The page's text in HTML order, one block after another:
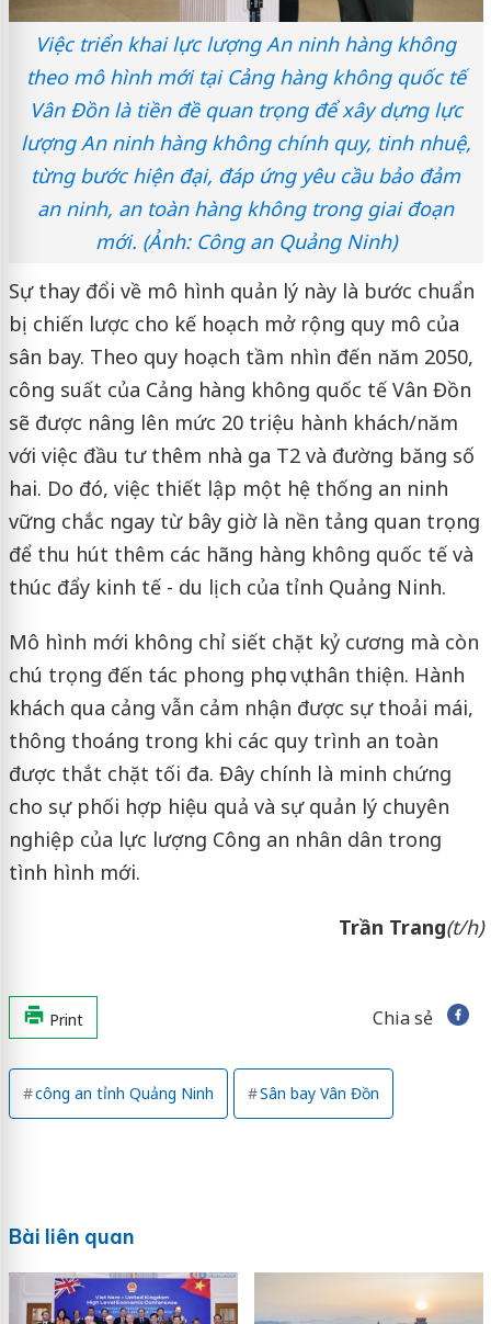
Việc triển khai lực lượng An ninh hàng không
theo mô hình mới tại Cảng hàng không quốc tế
Vân Đồn là tiền đề quan trọng để xây dựng lực
lượng An ninh hàng không chính quy, tinh nhuệ,
từng bước hiện đại, đáp ứng yêu cầu bảo đảm
an ninh, an toàn hàng không trong giai đoạn
mới. (Ảnh: Công an Quảng Ninh)
Sự thay đổi về mô hình quản lý này là bước chuẩn
bị chiến lược cho kế hoạch mở rộng quy mô của
sân bay. Theo quy hoạch tầm nhìn đến năm 2050,
công suất của Cảng hàng không quốc tế Vân Đồn
sẽ được nâng lên mức 20 triệu hành khách/năm
với việc đầu tư thêm nhà ga T2 và đường băng số
hai. Do đó, việc thiết lập một hệ thống an ninh
vững chắc ngay từ bây giờ là nền tảng quan trọng
để thu hút thêm các hãng hàng không quốc tế và
thúc đẩy kinh tế - du lịch của tỉnh Quảng Ninh.
Mô hình mới không chỉ siết chặt kỷ cương mà còn
chú trọng đến tác phong phục vụ thân thiện. Hành
khách qua cảng vẫn cảm nhận được sự thoải mái,
thông thoáng trong khi các quy trình an toàn
được thắt chặt tối đa. Đây chính là minh chứng
cho sự phối hợp hiệu quả và sự quản lý chuyên
nghiệp của lực lượng Công an nhân dân trong
tình hình mới.
Trần Trang(t/h)
Print Chia sẻ
công an tỉnh Quảng Ninh Sân bay Vân Đồn
Bài liên quan